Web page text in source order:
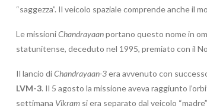
“saggezza”. Il veicolo spaziale comprende anche il
Le missioniChandrayaanportano questo nome in
statunitense, deceduto nel 1995, premiato con il
Il lancio diChandrayaan-3era avvenuto con
LVM-3. Il 5 agosto la missione aveva raggiunto
settimana Vikram si era separato dal veicolo